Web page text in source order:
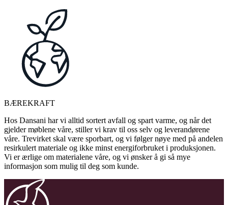
BÆREKRAFT
Hos Dansani har vi alltid sortert avfall og spart varme, og når det
gjelder møblene våre, stiller vi krav til oss selv og leverandørene
våre. Trevirket skal være sporbart, og vi følger nøye med på andelen
resirkulert materiale og ikke minst energiforbruket i produksjonen.
Vi er ærlige om materialene våre, og vi ønsker å gi så mye
informasjon som mulig til deg som kunde.